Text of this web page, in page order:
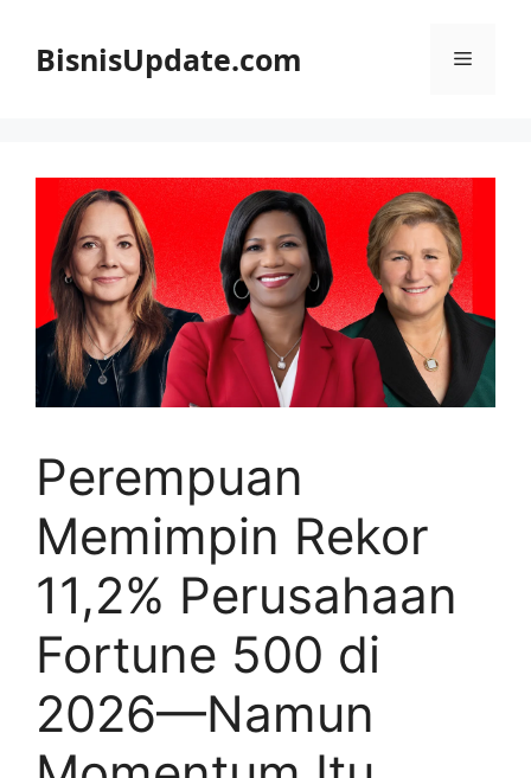
BisnisUpdate.com Menu
Perempuan
Memimpin Rekor
11,2% Perusahaan
Fortune 500 di
2026—Namun